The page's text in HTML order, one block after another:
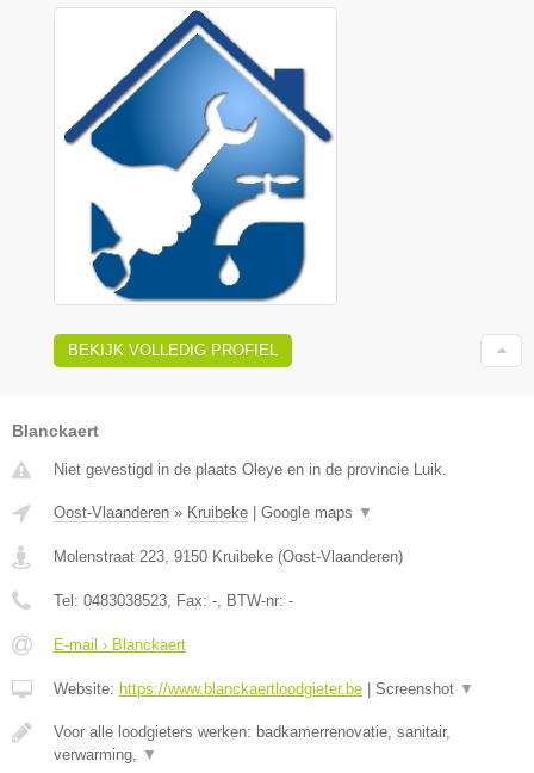
BEKIJK VOLLEDIG PROFIEL
Blanckaert
Niet gevestigd in de plaats Oleye en in de provincie Luik.
Oost-Vlaanderen » Kruibeke Google maps ▼
Molenstraat 223 9150 Kruibeke (Oost-Vlaanderen)
Tel: 0483038523 , Fax: - , BTW-nr: -
E-mail › Blanckaert
Website: https://www.blanckaertloodgieter.be Screenshot ▼
Voor alle loodgieters werken: badkamerrenovatie, sanitair,
verwarming,
▼